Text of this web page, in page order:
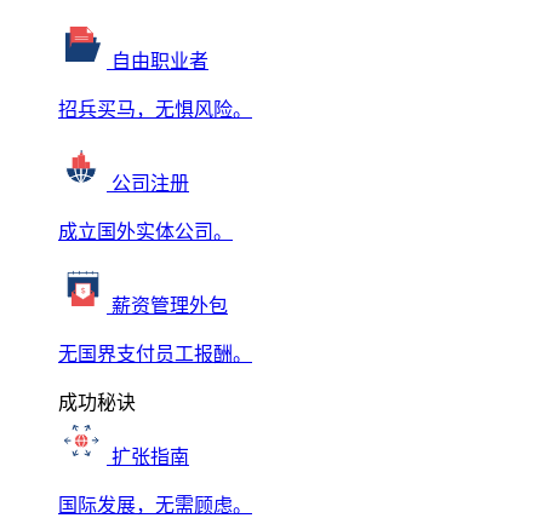
自由职业者
招兵买马，无惧风险。
公司注册
成立国外实体公司。
薪资管理外包
无国界支付员工报酬。
成功秘诀
扩张指南
国际发展，无需顾虑。